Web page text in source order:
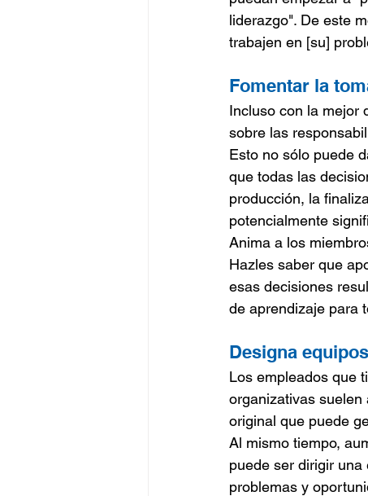
liderazgo". De este
trabajen en [su]
Fomentar la
Incluso con la mejor
sobre las
Esto no sólo puede
que todas las
producción, la
potencialmente
Anima a los
Hazles saber que
esas decisiones
de aprendizaje para
Designa
Los empleados que
organizativas suelen
original que puede
Al mismo tiempo,
puede ser dirigir una
problemas y